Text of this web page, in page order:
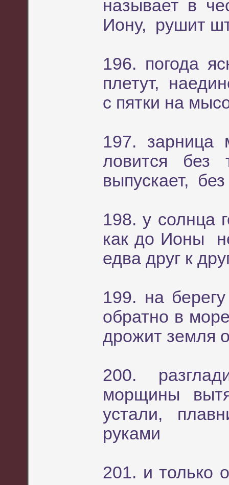
называет в
Иону, рушит
196. погода
плетут,
с пятки на
197.
ловится
выпускает,
198. у солнца
как до Ионы
едва друг к
199. на
обратно в
дрожит земля
200.
морщины
устали,
руками
201. и только